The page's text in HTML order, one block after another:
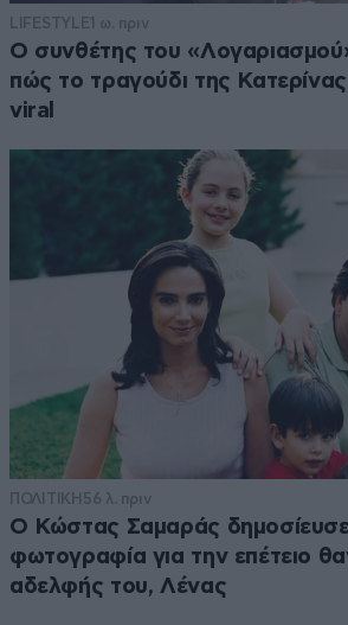
LIFESTYLE1 ω. πριν
Ο συνθέτης του
πώς το τραγούδι της Κατερίνας
viral
ΠΟΛΙΤΙΚΗ 56 λ. πριν
Ο Κώστας Σαμαράς δημοσίευσε
φωτογραφία για την επέτειο
αδελφής του, Λένας